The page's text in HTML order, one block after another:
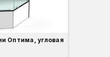
Оптима, угловая